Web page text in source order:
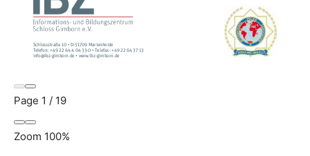
Page 1 / 19
Zoom 100%